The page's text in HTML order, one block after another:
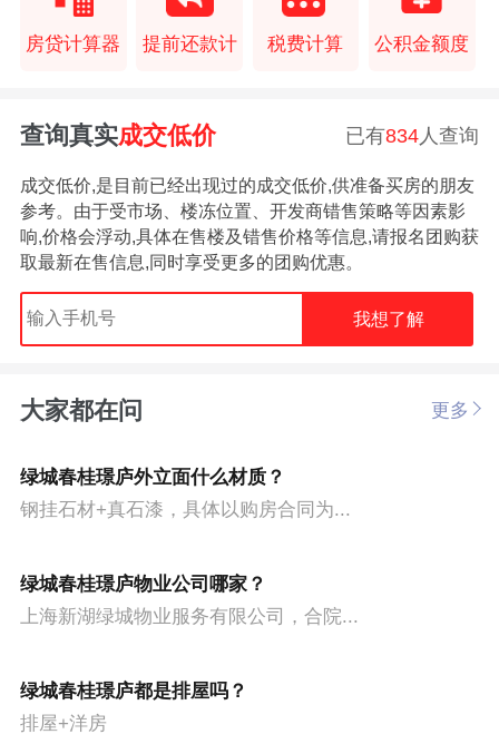
房贷计算器 提前还款计 税费计算 公积金额度
查询真实成交低价 已有834人查询
成交低价,是目前已经出现过的成交低价,供准备买房的朋友
参考。由于受市场、楼冻位置、开发商错售策略等因素影
响,价格会浮动,具体在售楼及错售价格等信息,请报名团购获
取最新在售信息,同时享受更多的团购优惠。
我想了解
大家都在问 更多
绿城春桂璟庐外立面什么材质？
钢挂石材+真石漆，具体以购房合同为...
绿城春桂璟庐物业公司哪家？
上海新湖绿城物业服务有限公司，合院...
绿城春桂璟庐都是排屋吗？
排屋+洋房